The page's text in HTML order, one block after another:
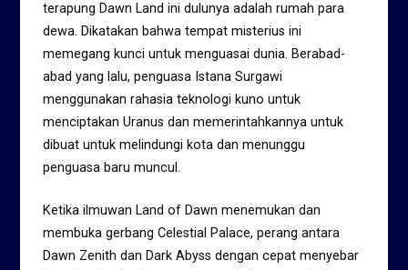
terapung Dawn Land ini dulunya adalah rumah para
dewa. Dikatakan bahwa tempat misterius ini
memegang kunci untuk menguasai dunia. Berabad-
abad yang lalu, penguasa Istana Surgawi
menggunakan rahasia teknologi kuno untuk
menciptakan Uranus dan memerintahkannya untuk
dibuat untuk melindungi kota dan menunggu
penguasa baru muncul.
Ketika ilmuwan Land of Dawn menemukan dan
membuka gerbang Celestial Palace, perang antara
Dawn Zenith dan Dark Abyss dengan cepat menyebar